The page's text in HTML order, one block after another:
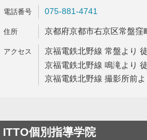
075-881-4741
京都府京都市右京区常盤窪
京福電鉄北野線 常盤より
京福電鉄北野線 鳴滝より
京福電鉄北野線 撮影所前
ITTO個別指導学院